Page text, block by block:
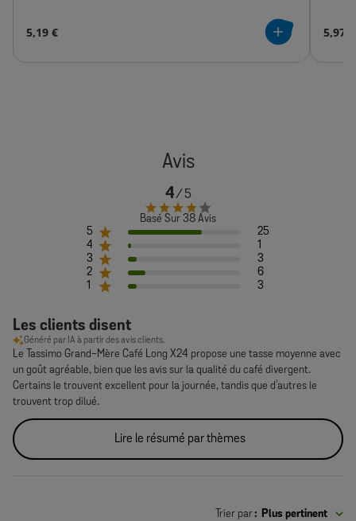
5,19 € 5,97 €
4
Basé Sur 38 Avis
5
25
4
1
3
3
2
6
1
3
Les clients disent
Généré par IA à partir des avis clients.
Le Tassimo Grand-Mère Café Long X24 propose une tasse moyenne avec
un goût agréable, bien que les avis sur la qualité du café divergent.
Certains le trouvent excellent pour la journée, tandis que d'autres le
trouvent trop dilué.
Lire le résumé par thèmes
Trier par: Plus pertinent